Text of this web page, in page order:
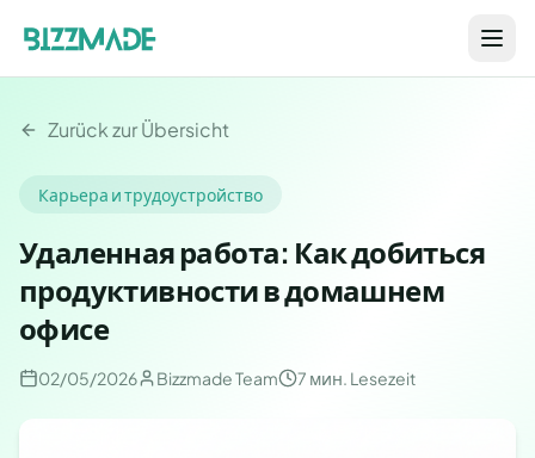
Zurück zur Übersicht
Карьера и трудоустройство
Удаленная работа: Как добиться
продуктивности в домашнем
офисе
02/05/2026 Bizzmade Team 7 мин. Lesezeit